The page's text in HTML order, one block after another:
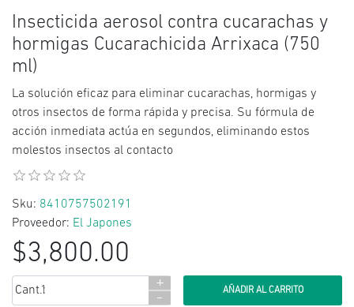
Insecticida aerosol contra cucarachas y
hormigas Cucarachicida Arrixaca (750
ml)
La solución eficaz para eliminar cucarachas, hormigas y
otros insectos de forma rápida y precisa. Su fórmula de
acción inmediata actúa en segundos, eliminando estos
molestos insectos al contacto
Sku: 8410757502191
Proveedor: El Japones
$3,800.00
Cant.:
+
-